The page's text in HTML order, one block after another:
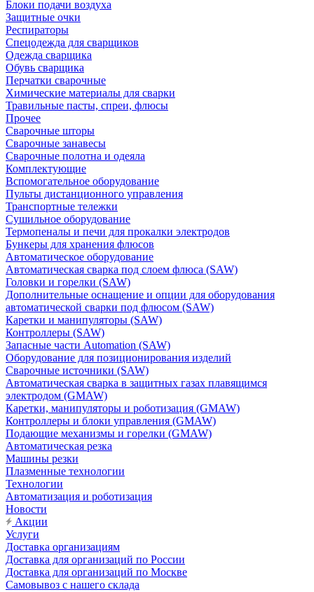
Блоки подачи воздуха
Защитные очки
Респираторы
Спецодежда для сварщиков
Одежда сварщика
Обувь сварщика
Перчатки сварочные
Химические материалы для сварки
Травильные пасты, спреи, флюсы
Прочее
Сварочные шторы
Сварочные занавесы
Сварочные полотна и одеяла
Комплектующие
Вспомогательное оборудование
Пульты дистанционного управления
Транспортные тележки
Сушильное оборудование
Термопеналы и печи для прокалки электродов
Бункеры для хранения флюсов
Автоматическое оборудование
Автоматическая сварка под слоем флюса (SAW)
Головки и горелки (SAW)
Дополнительные оснащение и опции для оборудования
автоматической сварки под флюсом (SAW)
Каретки и манипуляторы (SAW)
Контроллеры (SAW)
Запасные части Automation (SAW)
Оборудование для позиционирования изделий
Сварочные источники (SAW)
Автоматическая сварка в защитных газах плавящимся
электродом (GMAW)
Каретки, манипуляторы и роботизация (GMAW)
Контроллеры и блоки управления (GMAW)
Подающие механизмы и горелки (GMAW)
Автоматическая резка
Машины резки
Плазменные технологии
Технологии
Автоматизация и роботизация
Новости
Акции
Услуги
Доставка организациям
Доставка для организаций по России
Доставка для организаций по Москве
Самовывоз с нашего склада